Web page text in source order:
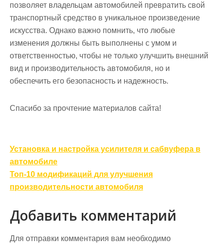
позволяет владельцам автомобилей превратить свой
транспортный средство в уникальное произведение
искусства. Однако важно помнить, что любые
изменения должны быть выполнены с умом и
ответственностью, чтобы не только улучшить внешний
вид и производительность автомобиля, но и
обеспечить его безопасность и надежность.
Спасибо за прочтение материалов сайта!
Навигация
по
записям
Установка и настройка усилителя и сабвуфера в
автомобиле
Топ-10 модификаций для улучшения
производительности автомобиля
Добавить комментарий
Для отправки комментария вам необходимо